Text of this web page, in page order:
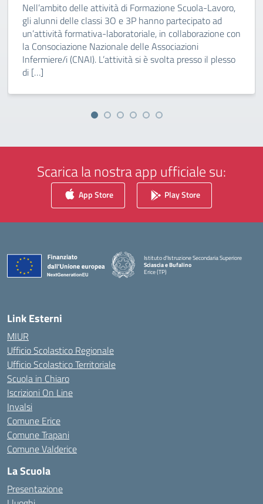
Nell’ambito delle attività di Formazione Scuola-Lavoro,
gli alunni delle classi 3O e 3P hanno partecipato ad
un’attività formativa-laboratoriale, in collaborazione con
la Consociazione Nazionale delle Associazioni
Infermiere/i (CNAI). L’attività si è svolta presso il plesso
di […]
Scarica la nostra app ufficiale su:
App Store Play Store
Istituto d'Istruzione Secondaria Superiore
Sciascia e Bufalino
Erice (TP)
Link Esterni
MIUR
Ufficio Scolastico Regionale
Ufficio Scolastico Territoriale
Scuola in Chiaro
Iscrizioni On Line
Invalsi
Comune Erice
Comune Trapani
Comune Valderice
La Scuola
Presentazione